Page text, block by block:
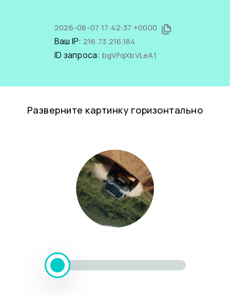
2026-08-07 17:42:37 +0000
Ваш IP: 216.73.216.184
ID запроса: bgVFqXbVLeA1
Разверните картинку горизонтально